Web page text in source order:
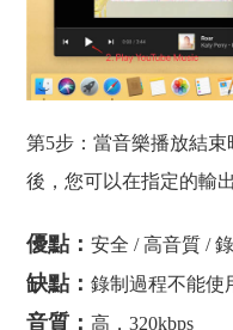
第5步：當音樂播放結束
後，您可以在指定的輸
優點：安全 / 高音質 /
缺點：錄制過程不能使
音質：高，320kbps